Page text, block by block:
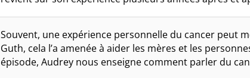
Souvent, une expérience personnelle du cancer peut
Guth, cela l’a amenée à aider les mères et les
épisode, Audrey nous enseigne comment parler du